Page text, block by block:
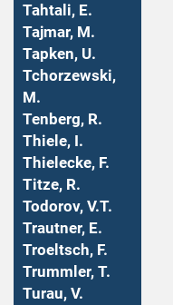
Tahtali, E.
Tajmar, M.
Tapken, U.
Tchorzewski,
M.
Tenberg, R.
Thiele, I.
Thielecke, F.
Titze, R.
Todorov, V.T.
Trautner, E.
Troeltsch, F.
Trummler, T.
Turau, V.